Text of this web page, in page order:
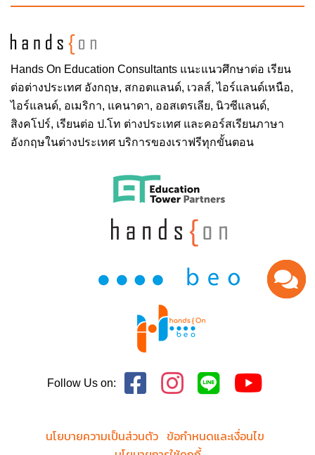
Hands On Education Consultants แนะแนวศึกษาต่อ เรียน
ต่อต่างประเทศ อังกฤษ, สกอตแลนด์, เวลส์, ไอร์แลนด์เหนือ,
ไอร์แลนด์, อเมริกา, แคนาดา, ออสเตรเลีย, นิวซีแลนด์,
สิงคโปร์, เรียนต่อ ป.โท ต่างประเทศ และคอร์สเรียนภาษา
อังกฤษในต่างประเทศ บริการของเราฟรีทุกขั้นตอน
Follow Us on:
นโยบายความเป็นส่วนตัว ข้อกำหนดและเงื่อนไข